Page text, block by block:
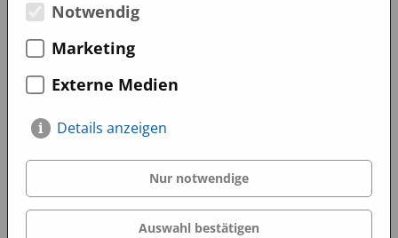
Notwendig
Marketing
Externe Medien
Details anzeigen
Nur notwendige
Auswahl bestätigen